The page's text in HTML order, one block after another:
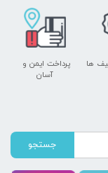
پرداخت ایمن و ​​​​​​​
آسان
ها
جستجو